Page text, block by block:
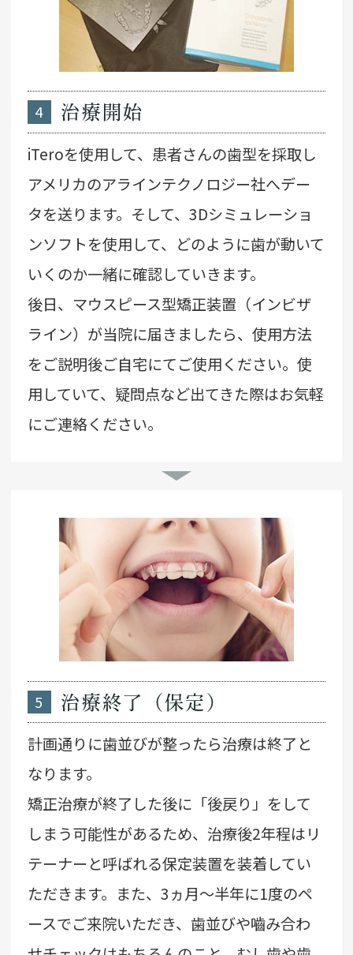
4 治療開始
iTeroを使用して、患者さんの歯型を採取し
アメリカのアラインテクノロジー社へデー
タを送ります。そして、3Dシミュレーショ
ンソフトを使用して、どのように歯が動いて
いくのか一緒に確認していきます。
後日、マウスピース型矯正装置（インビザ
ライン）が当院に届きましたら、使用方法
をご説明後ご自宅にてご使用ください。使
用していて、疑問点など出てきた際はお気軽
にご連絡ください。
5 治療終了（保定）
計画通りに歯並びが整ったら治療は終了と
なります。
矯正治療が終了した後に「後戻り」をして
しまう可能性があるため、治療後2年程はリ
テーナーと呼ばれる保定装置を装着してい
ただきます。また、3ヵ月～半年に1度のペ
ースでご来院いただき、歯並びや嚙み合わ